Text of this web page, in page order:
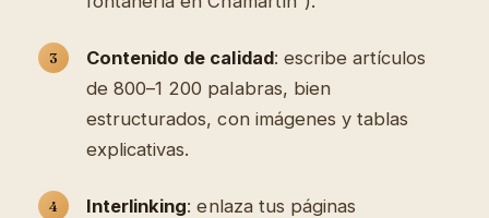
Contenido de calidad: escribe artículos
de 800–1 200 palabras, bien
estructurados, con imágenes y tablas
explicativas.
Interlinking: enlaza tus páginas